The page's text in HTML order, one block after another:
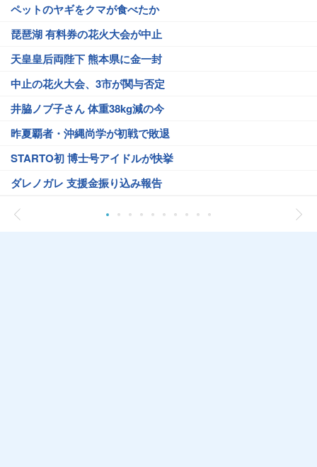
ペットのヤギをクマが食べたか
琵琶湖 有料券の花火大会が中止
天皇皇后両陛下 熊本県に金一封
中止の花火大会、3市が関与否定
井脇ノブ子さん 体重38kg減の今
昨夏覇者・沖縄尚学が初戦で敗退
STARTO初 博士号アイドルが快挙
ダレノガレ 支援金振り込み報告